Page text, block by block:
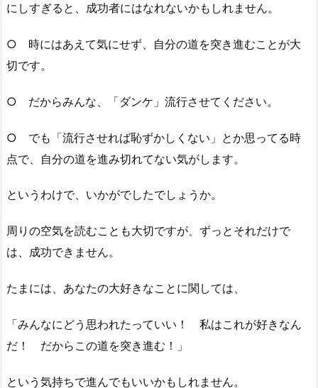
にしすぎると、成功者にはなれないかもしれません。
○ 時にはあえて気にせず、自分の道を突き進むことが大
切です。
○ だからみんな、「ダンケ」流行させてください。
○ でも「流行させれば恥ずかしくない」とか思ってる時
点で、自分の道を進み切れてない気がします。
というわけで、いかがでしたでしょうか。
周りの空気を読むことも大切ですが、ずっとそれだけで
は、成功できません。
たまには、あなたの大好きなことに関しては、
「みんなにどう思われたっていい！ 私はこれが好きなん
だ！ だからこの道を突き進む！」
という気持ちで進んでもいいかもしれません。